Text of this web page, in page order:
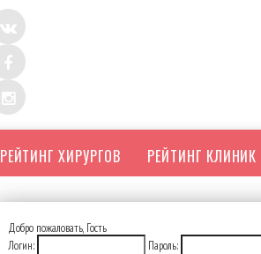
РЕЙТИНГ ХИРУРГОВ РЕЙТИНГ КЛИНИК
Добро пожаловать, Гость
Логин:
Пароль: